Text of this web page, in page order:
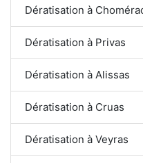
Dératisation à
Dératisation à Privas
Dératisation à Alissas
Dératisation à Cruas
Dératisation à Veyras